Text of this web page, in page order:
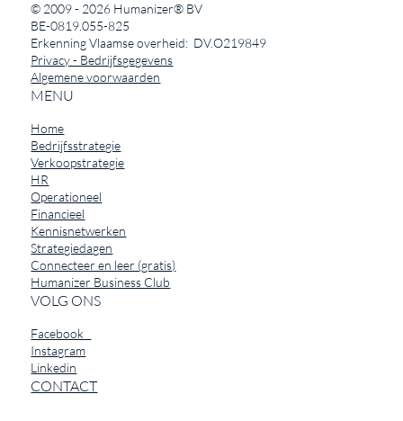
© 2009 - 2026 Humanizer® BV
BE-0819.055-825
Erkenning Vlaamse overheid: DV.O219849
Privacy - Bedrijfsgegevens
Algemene voorwaarden
MENU
Home
Bedrijfsstrategie
Verkoopstrategie
HR
Operationeel
Financieel
Kennisnetwerken
Strategiedagen
Connecteer en leer (gratis)
Humanizer Business Club
VOLG ONS
Facebook
Instagram
Linkedin
CONTACT